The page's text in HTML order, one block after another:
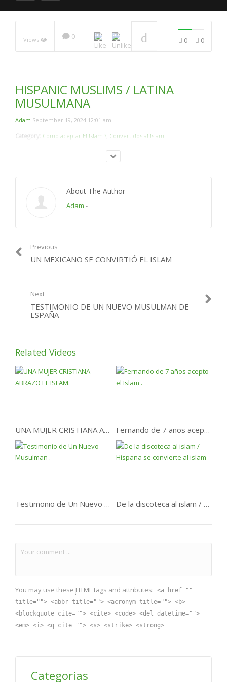
Views 0 0 0
HISPANIC MUSLIMS / LATINA
MUSULMANA
Adam September 19, 2024 12:01 am
Category: Como aceptar El Islam ? Convertidos al Islam
About The Author
Adam -
Previous
UN MEXICANO SE CONVIRTIÓ EL ISLAM
Next
TESTIMONIO DE UN NUEVO MUSULMAN DE
ESPAÑA
Related Videos
UNA MUJER CRISTIANA ABRAZO EL ISLAM. Fernando de 7 años acepto el Islam .
Testimonio de Un Nuevo Musulman . De la discoteca al islam / Hispana se convierte al islam
You may use these HTMLtags and attributes: <a href=""
title=""> <abbr title=""> <acronym title=""> <b>
<blockquote cite=""> <cite> <code> <del datetime="">
<em> <i> <q cite=""> <s> <strike> <strong>
Categorías